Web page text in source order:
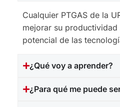
Cualquier PTGAS de la
mejorar su
potencial de las
¿Qué voy a aprender?
¿Para qué me puede